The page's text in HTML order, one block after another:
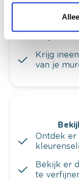
Krijg
van je
Ontdek er
Bekijk er
te